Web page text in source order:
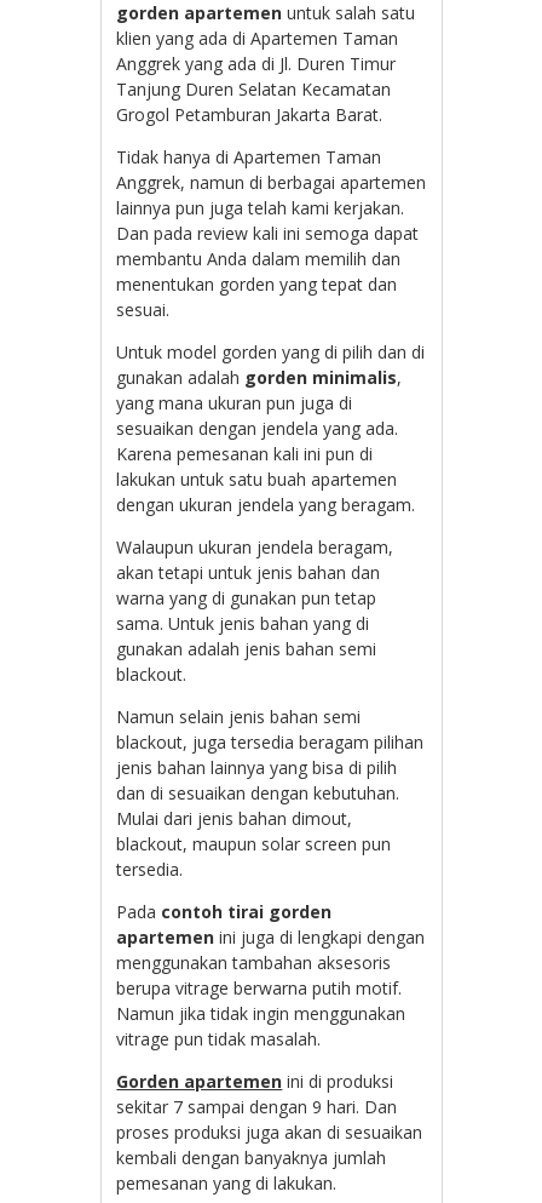
gorden apartemen untuk salah satu
klien yang ada di Apartemen Taman
Anggrek yang ada di Jl. Duren Timur
Tanjung Duren Selatan Kecamatan
Grogol Petamburan Jakarta Barat.
Tidak hanya di Apartemen Taman
Anggrek, namun di berbagai apartemen
lainnya pun juga telah kami kerjakan.
Dan pada review kali ini semoga dapat
membantu Anda dalam memilih dan
menentukan gorden yang tepat dan
sesuai.
Untuk model gorden yang di pilih dan di
gunakan adalah gorden minimalis,
yang mana ukuran pun juga di
sesuaikan dengan jendela yang ada.
Karena pemesanan kali ini pun di
lakukan untuk satu buah apartemen
dengan ukuran jendela yang beragam.
Walaupun ukuran jendela beragam,
akan tetapi untuk jenis bahan dan
warna yang di gunakan pun tetap
sama. Untuk jenis bahan yang di
gunakan adalah jenis bahan semi
blackout.
Namun selain jenis bahan semi
blackout, juga tersedia beragam pilihan
jenis bahan lainnya yang bisa di pilih
dan di sesuaikan dengan kebutuhan.
Mulai dari jenis bahan dimout,
blackout, maupun solar screen pun
tersedia.
Pada contoh tirai gorden
apartemen ini juga di lengkapi dengan
menggunakan tambahan aksesoris
berupa vitrage berwarna putih motif.
Namun jika tidak ingin menggunakan
vitrage pun tidak masalah.
Gorden apartemen ini di produksi
sekitar 7 sampai dengan 9 hari. Dan
proses produksi juga akan di sesuaikan
kembali dengan banyaknya jumlah
pemesanan yang di lakukan.